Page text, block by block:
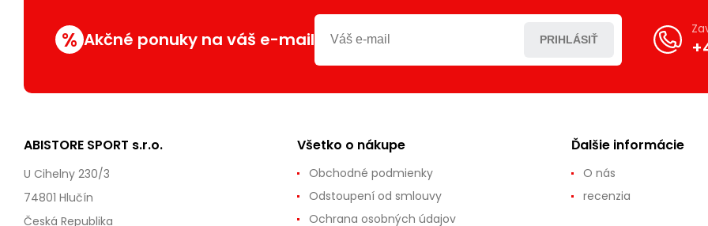
% Akčné ponuky na váš e-mail PRIHLÁSIŤ
ABISTORE SPORT s.r.o.
U Cihelny 230/3
74801 Hlučín
Česká Republika
Všetko o nákupe
Obchodné podmienky
Odstoupení od smlouvy
Ochrana osobných údajov
Ďalšie informácie
O nás
recenzia